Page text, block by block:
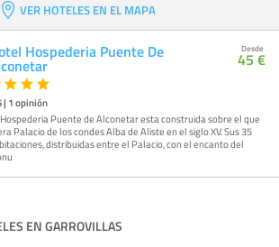
VER HOTELES EN EL MAPA
Hospederia Puente De
| 1opinión
Hospederia Puente de Alconetar esta construida sobre el que
Palacio de los condes Alba de Aliste en el siglo XV. Sus 35
distribuidas entre el Palacio, con el encanto del
Desde
45 €
EN GARROVILLAS